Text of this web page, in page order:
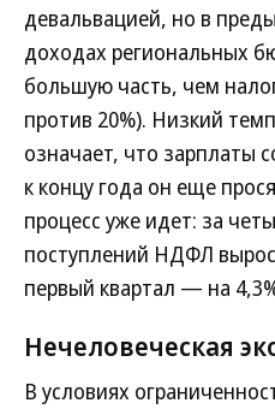
девальвацией, но в
доходах региональных
большую часть, чем
против 20%). Низкий
означает, что зарплаты
к концу года он еще
процесс уже идет: за
поступлений НДФЛ вырос
первый квартал — на
Нечеловеческая
В условиях